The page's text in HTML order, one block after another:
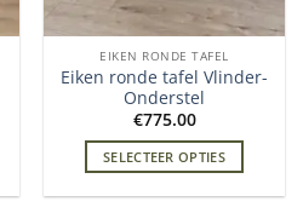
EIKEN RONDE TAFEL
Eiken ronde tafel Vlinder-
Onderstel
€775.00
SELECTEER OPTIES